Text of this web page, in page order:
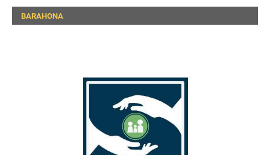
BARAHONA